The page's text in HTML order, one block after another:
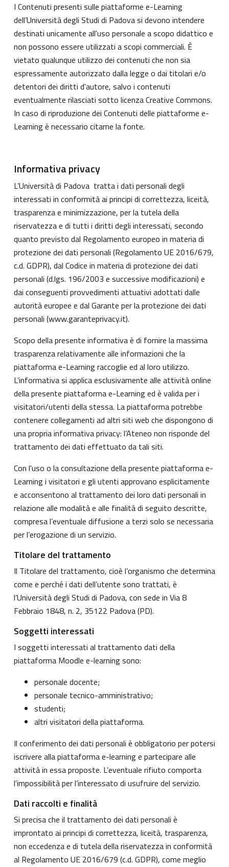
I Contenuti presenti sulle piattaforme e-Learning
dell’Università degli Studi di Padova si devono intendere
destinati unicamente all'uso personale a scopo didattico e
non possono essere utilizzati a scopi commerciali. È
vietato qualunque utilizzo dei contenuti che non sia
espressamente autorizzato dalla legge o dai titolari e/o
detentori dei diritti d'autore, salvo i contenuti
eventualmente rilasciati sotto licenza Creative Commons.
In caso di riproduzione dei Contenuti delle piattaforme e-
Learning è necessario citarne la fonte.
Informativa privacy
L’Università di Padova tratta i dati personali degli
interessati in conformità ai principi di correttezza, liceità,
trasparenza e minimizzazione, per la tutela della
riservatezza e di tutti i diritti degli interessati, secondo
quanto previsto dal Regolamento europeo in materia di
protezione dei dati personali (Regolamento UE 2016/679,
c.d. GDPR), dal Codice in materia di protezione dei dati
personali (d.lgs. 196/2003 e successive modificazioni) e
dai conseguenti provvedimenti attuativi adottati dalle
autorità europee e dal Garante per la protezione dei dati
personali (www.garanteprivacy.it).
Scopo della presente informativa è di fornire la massima
trasparenza relativamente alle informazioni che la
piattaforma e-Learning raccoglie ed al loro utilizzo.
L’informativa si applica esclusivamente alle attività online
della presente piattaforma e-Learning ed è valida per i
visitatori/utenti della stessa. La piattaforma potrebbe
contenere collegamenti ad altri siti web che dispongono di
una propria informativa privacy: l’Ateneo non risponde del
trattamento dei dati effettuato da tali siti.
Con l'uso o la consultazione della presente piattaforma e-
Learning i visitatori e gli utenti approvano esplicitamente
e acconsentono al trattamento dei loro dati personali in
relazione alle modalità e alle finalità di seguito descritte,
compresa l’eventuale diffusione a terzi solo se necessaria
per l’erogazione di un servizio.
Titolare del trattamento
Il Titolare del trattamento, cioè l’organismo che determina
come e perché i dati dell’utente sono trattati, è
l’Università degli Studi di Padova, con sede in Via 8
Febbraio 1848, n. 2, 35122 Padova (PD).
Soggetti interessati
I soggetti interessati al trattamento dati della
piattaforma Moodle e-learning sono:
personale docente;
personale tecnico-amministrativo;
studenti;
altri visitatori della piattaforma.
Il conferimento dei dati personali è obbligatorio per potersi
iscrivere alla piattaforma e-learning e partecipare alle
attività in essa proposte. L’eventuale rifiuto comporta
l’impossibilità per l’interessato di usufruire del servizio.
Dati raccolti e finalità
Si precisa che il trattamento dei dati personali è
improntato ai principi di correttezza, liceità, trasparenza,
non eccedenza e di tutela della riservatezza in conformità
al Regolamento UE 2016/679 (c.d. GDPR), come meglio